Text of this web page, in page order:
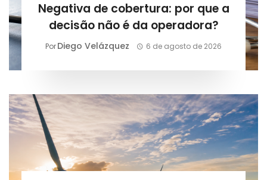
Negativa de cobertura: por que a
decisão não é da operadora?
PorDiego Velázquez 6 de agosto de 2026